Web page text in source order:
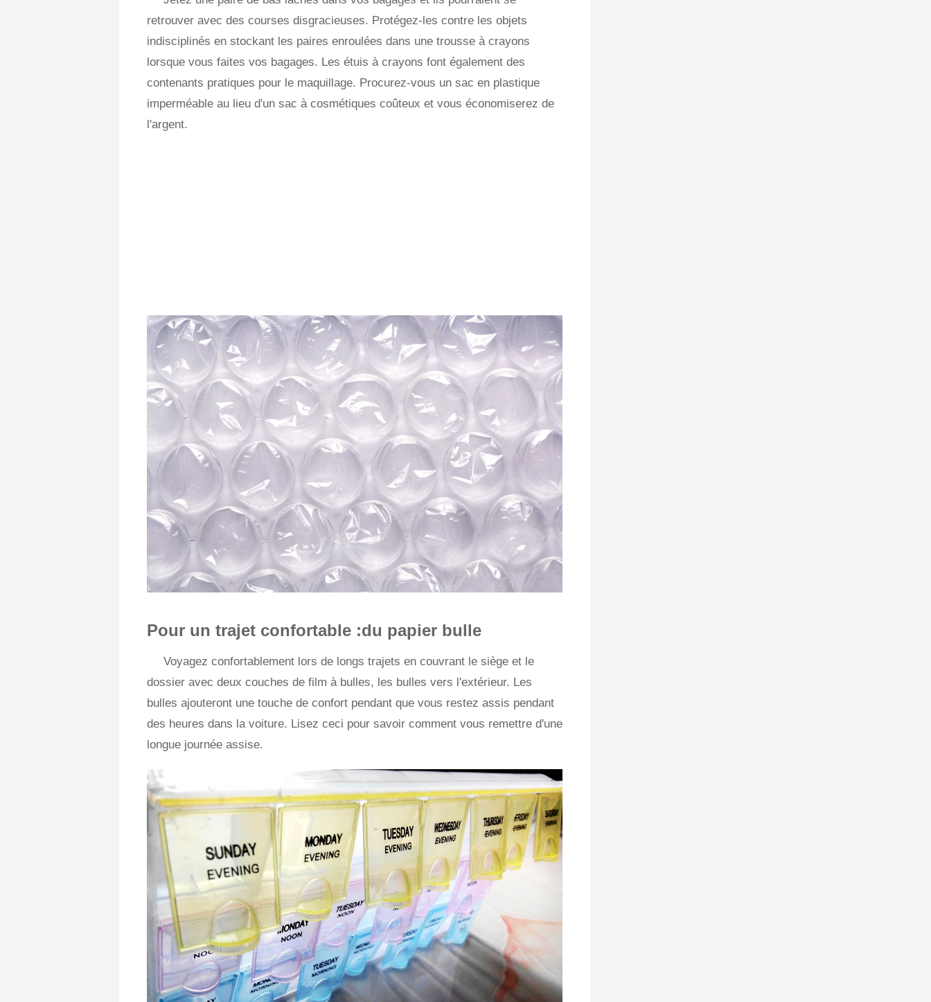
retrouver avec des courses disgracieuses. Protégez-les contre les objets
indisciplinés en stockant les paires enroulées dans une trousse à crayons
lorsque vous faites vos bagages. Les étuis à crayons font également des
contenants pratiques pour le maquillage. Procurez-vous un sac en plastique
imperméable au lieu d'un sac à cosmétiques coûteux et vous économiserez de
l'argent.
Pour un trajet confortable :du papier bulle
Voyagez confortablement lors de longs trajets en couvrant le siège et le
dossier avec deux couches de film à bulles, les bulles vers l'extérieur. Les
bulles ajouteront une touche de confort pendant que vous restez assis pendant
des heures dans la voiture. Lisez ceci pour savoir comment vous remettre d'une
longue journée assise.